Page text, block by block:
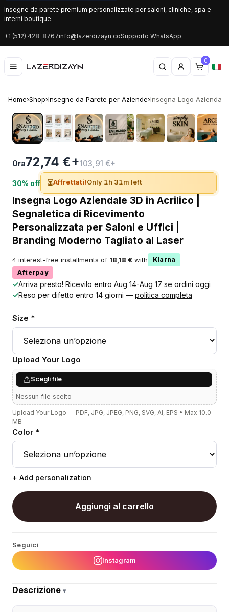
Insegne da parete premium personalizzate per saloni, cliniche, spa e
interni boutique.
+1 (512) 428-8767info@lazerdizayn.coSupporto WhatsApp
0
Home›Shop›Insegne da Parete per Aziende›Insegna Logo
‹ ›
Ora72,74 €+103,91 €+
30% off ⏳Affrettati!Only 1h 31m left
Insegna Logo Aziendale 3D in Acrilico |
Segnaletica di Ricevimento
Personalizzata per Saloni e Uffici |
Branding Moderno Tagliato al Laser
4 interest-free installments of 18,18 € with
Klarna
Afterpay
✓Arriva presto! Ricevilo entro Aug 14-Aug 17 se ordini oggi
✓Reso per difetto entro 14 giorni — politica completa
Size *
Upload Your Logo
Scegli file
Nessun file scelto
Upload Your Logo — PDF, JPG, JPEG, PNG, SVG, AI, EPS • Max 10.0
MB
Color *
+ Add personalization
Aggiungi al carrello
Seguici
Instagram
Descrizione ▾